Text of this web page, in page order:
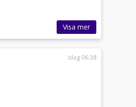
Visa mer
Idag 06:38